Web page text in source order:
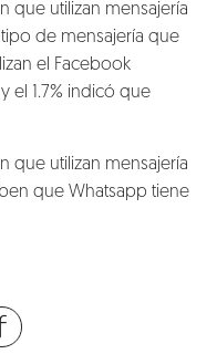
que utilizan mensajería
de mensajería que
el Facebook
el 1.7% indicó que
que utilizan mensajería
que Whatsapp tiene